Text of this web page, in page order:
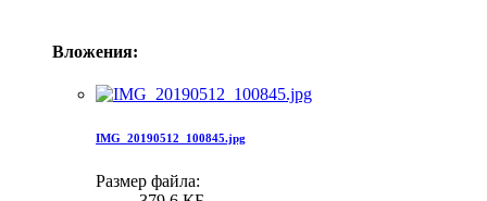
Вложения:
IMG_20190512_100845.jpg
Размер файла: